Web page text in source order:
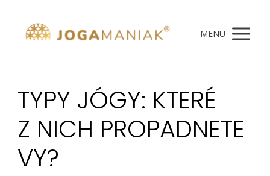
MENU
TYPY JÓGY: KTERÉ
Z NICH PROPADNETE
VY?